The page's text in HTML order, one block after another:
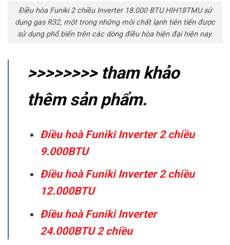
Điều hòa Funiki 2 chiều Inverter 18.000 BTU HIH18TMU sử
dụng gas R32, một trong những môi chất lạnh tiên tiến được
sử dụng phổ biến trên các dòng điều hòa hiện đại hiện nay.
>>>>>>>> tham khảo
thêm sản phẩm.
Điều hoà Funiki Inverter 2 chiều
9.000BTU
Điều hoà Funiki Inverter 2 chiều
12.000BTU
Điều hoà Funiki Inverter
24.000BTU 2 chiều